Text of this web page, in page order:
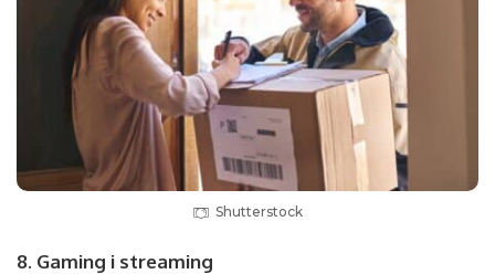
Shutterstock
8. Gaming i streaming